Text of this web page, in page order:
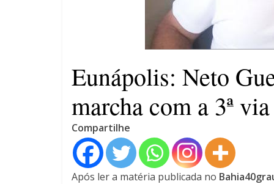
Eunápolis: Neto
marcha com a 3ª via
Compartilhe
Após ler a matéria publicada no